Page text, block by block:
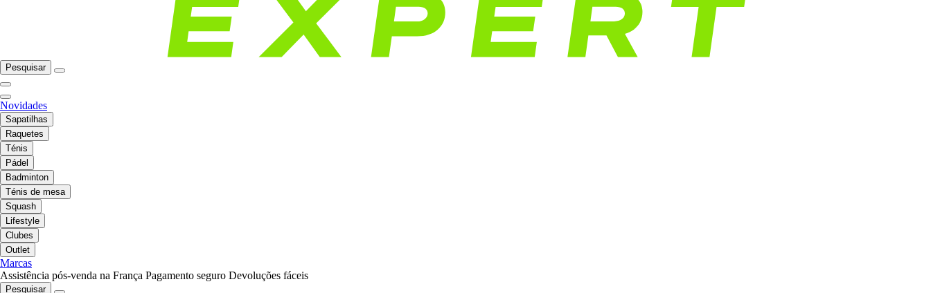
Pesquisar
Novidades
Sapatilhas
Raquetes
Ténis
Pádel
Badminton
Ténis de mesa
Squash
Lifestyle
Clubes
Outlet
Marcas
Assistência pós-venda na França Pagamento seguro Devoluções fáceis
Pesquisar